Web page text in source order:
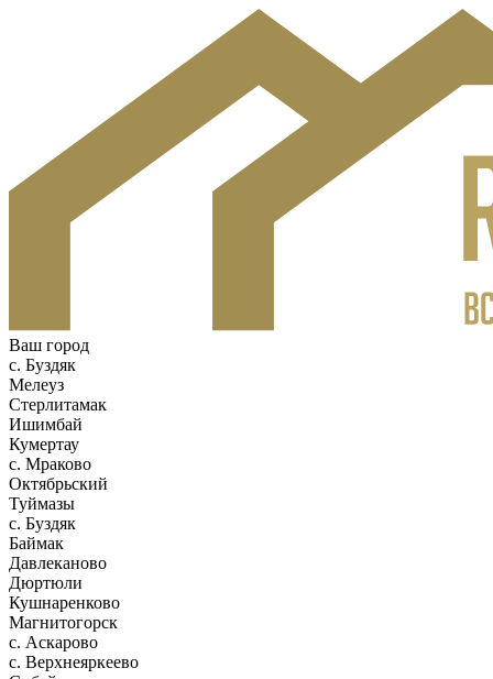
Ваш город
c. Буздяк
Мелеуз
Стерлитамак
Ишимбай
Кумертау
c. Мраково
Октябрьский
Туймазы
c. Буздяк
Баймак
Давлеканово
Дюртюли
Кушнаренково
Магнитогорск
с. Аскарово
с. Верхнеяркеево